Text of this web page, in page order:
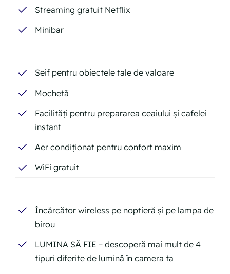
Streaming gratuit Netflix
Minibar
Seif pentru obiectele tale de valoare
Mochetă
Facilități pentru prepararea ceaiului și cafelei
instant
Aer condiționat pentru confort maxim
WiFi gratuit
Încărcător wireless pe noptieră și pe lampa de
birou
LUMINA SĂ FIE – descoperă mai mult de 4
tipuri diferite de lumină în camera ta